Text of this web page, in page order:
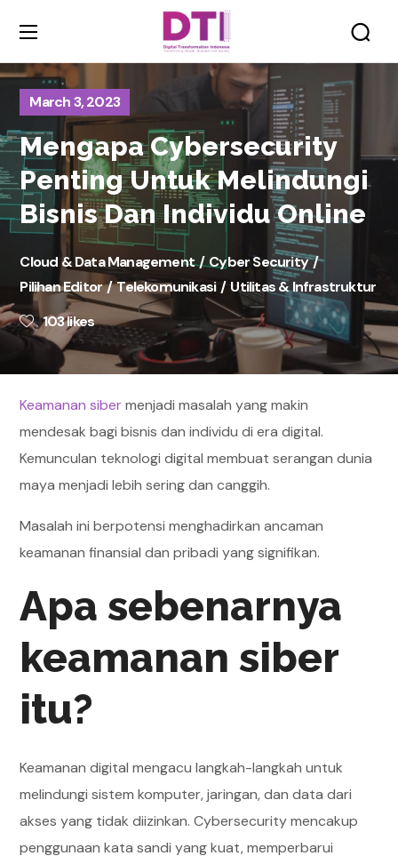
March 3, 2023
Mengapa Cybersecurity
Penting Untuk Melindungi
Bisnis Dan Individu Online
Cloud & Data Management
Cyber Security
Pilihan Editor
Telekomunikasi
Utilitas & Infrastruktur
103likes
Keamanan sibermenjadi masalah yang makin
mendesak bagi bisnis dan individu di era digital.
Kemunculan teknologi digital membuat serangan dunia
maya menjadi lebih sering dan canggih.
Masalah ini berpotensi menghadirkan ancaman
keamanan finansial dan pribadi yang signifikan.
Apa sebenarnya
keamanan siber
itu?
Keamanan digital mengacu langkah-langkah untuk
melindungi sistem komputer, jaringan, dan data dari
akses yang tidak diizinkan. Cybersecurity mencakup
penggunaan kata sandi yang kuat, memperbarui